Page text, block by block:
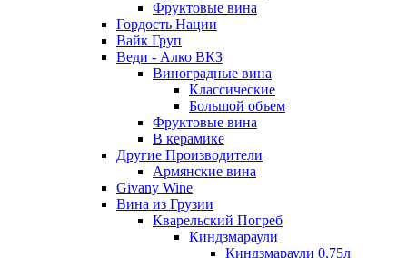
Фруктовые вина
Гордость Нации
Вайк Груп
Веди - Алко ВКЗ
Виноградные вина
Классические
Большой объем
Фруктовые вина
В керамике
Другие Производители
Армянские вина
Givany Wine
Вина из Грузии
Кварельский Погреб
Киндзмараули
Киндзмараули 0,75л